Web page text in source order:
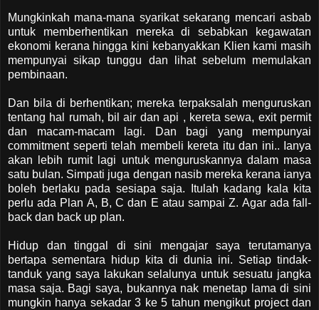
Mungkinkah mana-mana syarikat sekarang mencari asbab
untuk memberhentikan mereka di sebabkan kegawatan
ekonomi kerana hingga kini kebanyakkan Klien kami masih
mempunyai sikap tunggu dan lihat sebelum memulakan
pembinaan.
Dan bila di berhentikan; mereka terpaksalah menguruskan
tentang hal rumah, bil air dan api , kereta sewa, exit permit
dan macam-macam lagi. Dan bagi yang mempunyai
commitment seperti telah membeli kereta itu dan ini.. Ianya
akan lebih rumit lagi untuk menguruskannya dalam masa
satu bulan. Simpati juga dengan nasib mereka kerana ianya
boleh berlaku pada sesiapa saja. Itulah kadang kala kita
perlu ada Plan A, B, C dan E atau sampai Z. Agar ada fall-
back dan back up plan.
Hidup dan tinggal di sini mengajar saya terutamanya
bertapa sementara hidup kita di dunia ini. Setiap tindak-
tanduk yang saya lakukan selalunya untuk sesuatu jangka
masa saja. Bagi saya, bukannya nak menetap lama di sini
mungkin hanya sekadar 3 ke 5 tahun mengikut project dan